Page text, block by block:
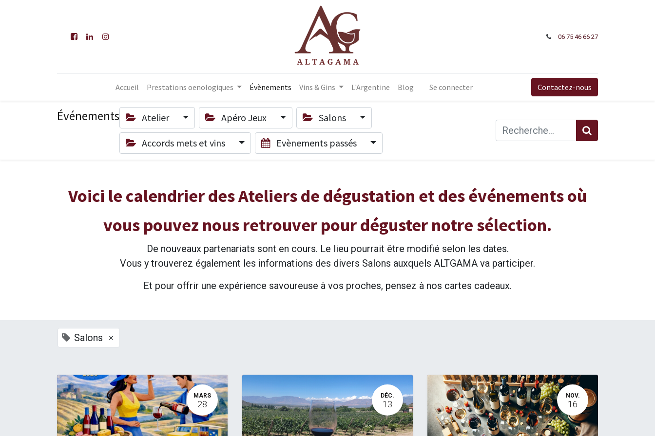
06 75 46 66​ 27
Accueil Prestations oenologiques Évènements Vins & Gins L'Argentine Blog Se connecter Contactez-nous
Événements Atelier Apéro Jeux Salons
Accords mets et vins Evènements passés
Voici le calendrier des Ateliers de dégustation et des événements où
vous pouvez nous retrouver pour déguster notre sélection.
De nouveaux partenariats sont en cours. Le lieu pourrait être modifié selon les dates.
Vous y trouverez également les informations des divers Salons auxquels ALTGAMA va participer.
Et pour offrir une expérience savoureuse à vos proches, pensez à nos cartes cadeaux.
Salons ×
MARS
28
DÉC.
13
NOV.
16